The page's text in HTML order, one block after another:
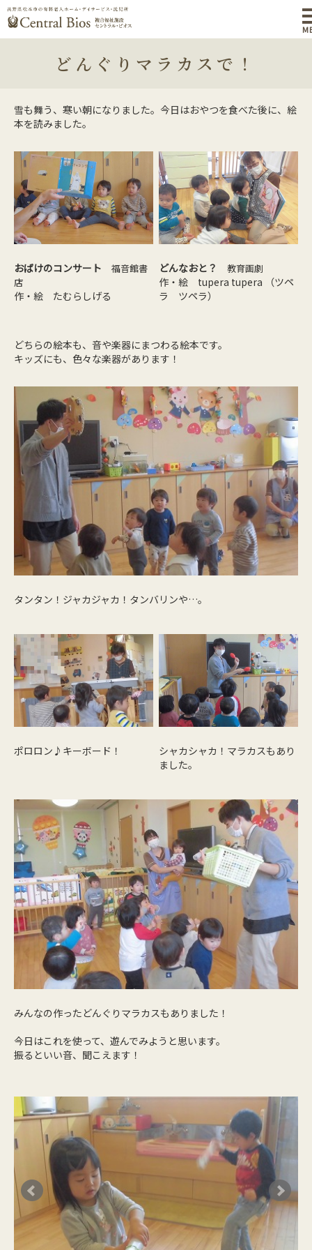
どんぐりマラカスで！
雪も舞う、寒い朝になりました。今日はおやつを食べた後に、絵
本を読みました。
おばけのコンサート 福音館書
店
作・絵 たむらしげる
どんなおと？教育画劇
作・絵 tupera tupera （ツペ
ラ ツペラ）
どちらの絵本も、音や楽器にまつわる絵本です。
キッズにも、色々な楽器があります！
タンタン！ジャカジャカ！タンバリンや…。
ポロロン♪キーボード！
シャカシャカ！マラカスもあり
ました。
みんなの作ったどんぐりマラカスもありました！
今日はこれを使って、遊んでみようと思います。
振るといい音、聞こえます！